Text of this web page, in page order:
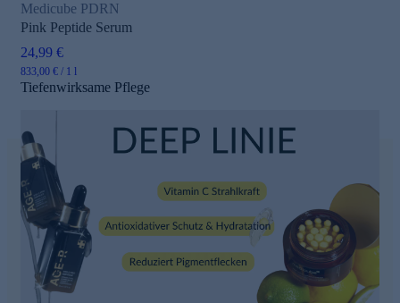
Medicube PDRN
Pink Peptide Serum
24,99 €
833,00 € / 1 l
Tiefenwirksame Pflege